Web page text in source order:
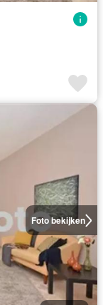
Foto bekijken